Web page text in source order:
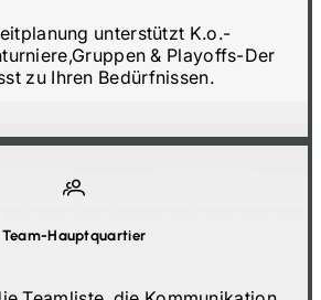
unterstützt K.o.-
Gruppen & Playoffs-Der
zu Ihren Bedürfnissen.
Team-Hauptquartier